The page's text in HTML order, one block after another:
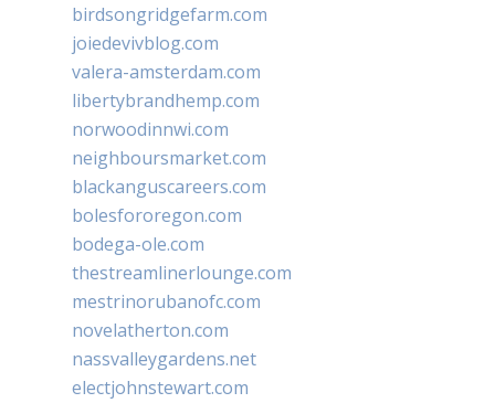
birdsongridgefarm.com
joiedevivblog.com
valera-amsterdam.com
libertybrandhemp.com
norwoodinnwi.com
neighboursmarket.com
blackanguscareers.com
bolesfororegon.com
bodega-ole.com
thestreamlinerlounge.com
mestrinorubanofc.com
novelatherton.com
nassvalleygardens.net
electjohnstewart.com